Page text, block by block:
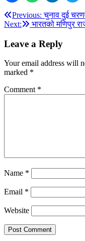
Post
navigation
Previous: चुनाव दुई
Next:
भारतको मणिपुर
Leave a Reply
Your email address will
marked *
Comment *
Name *
Email *
Website